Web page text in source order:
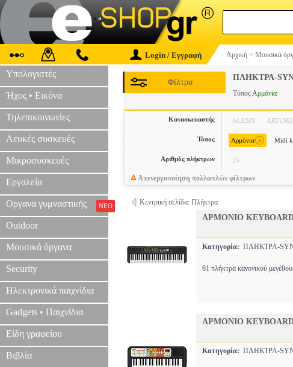
Login / Εγγραφή Αρχική > Μουσικά
Υπολογιστές
Ήχος • Εικόνα
Τηλεπικοινωνίες
Λευκές συσκευές
Μικροσυσκευές
Εργαλεία
Οργανα γυμναστικής ΝΕΟ
Outdoor
Μουσικά όργανα
Security
Ηλεκτρονικά παιχνίδια
Gadgets • Παιχνίδια
Είδη γραφείου
Βιβλία
ΠΛΗΚΤΡΑ-
Φίλτρα
ΤύποςΑρμόνια
Κατασκευαστής ALESIS
Τύπος Αρμόνια x Midi
Αριθμός πλήκτρων 25
Απενεργοποίηση πολλαπλών φίλτρων
Κεντρική σελίδα: Πλήκτρα
ΑΡΜΟΝΙΟ
Κατηγορία: ΠΛΗΚΤΡΑ-
61 πλήκτρα κανονικού
ΑΡΜΟΝΙΟ KEYBOARD
Κατηγορία: ΠΛΗΚΤΡΑ-